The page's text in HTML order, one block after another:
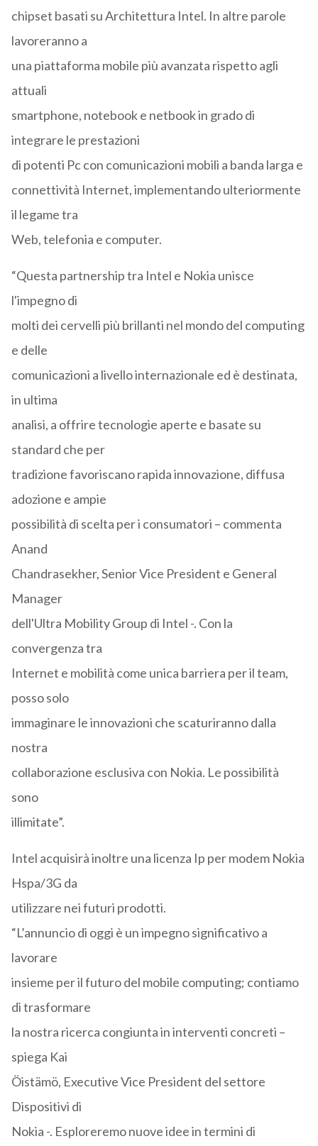
chipset basati su Architettura Intel. In altre parole
lavoreranno a
una piattaforma mobile più avanzata rispetto agli
attuali
smartphone, notebook e netbook in grado di
integrare le prestazioni
di potenti Pc con comunicazioni mobili a banda larga e
connettività Internet, implementando ulteriormente
il legame tra
Web, telefonia e computer.
“Questa partnership tra Intel e Nokia unisce
l'impegno di
molti dei cervelli più brillanti nel mondo del computing
e delle
comunicazioni a livello internazionale ed è destinata,
in ultima
analisi, a offrire tecnologie aperte e basate su
standard che per
tradizione favoriscano rapida innovazione, diffusa
adozione e ampie
possibilità di scelta per i consumatori – commenta
Anand
Chandrasekher, Senior Vice President e General
Manager
dell'Ultra Mobility Group di Intel -. Con la
convergenza tra
Internet e mobilità come unica barriera per il team,
posso solo
immaginare le innovazioni che scaturiranno dalla
nostra
collaborazione esclusiva con Nokia. Le possibilità
sono
illimitate”.
Intel acquisirà inoltre una licenza Ip per modem Nokia
Hspa/3G da
utilizzare nei futuri prodotti.
“L’annuncio di oggi è un impegno significativo a
lavorare
insieme per il futuro del mobile computing; contiamo
di trasformare
la nostra ricerca congiunta in interventi concreti –
spiega Kai
Öistämö, Executive Vice President del settore
Dispositivi di
Nokia -. Esploreremo nuove idee in termini di